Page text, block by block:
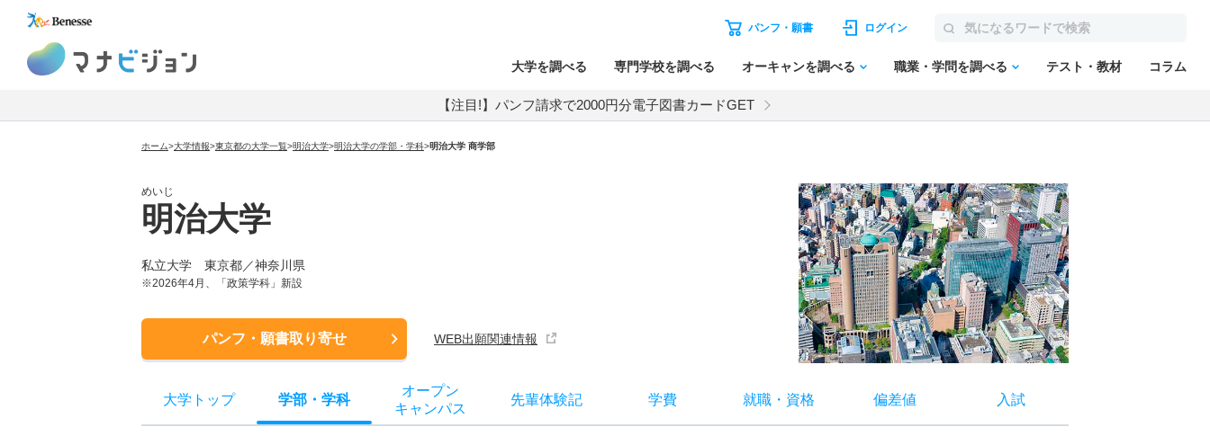
パンフ・願書 ログイン
大学を調べる 専門学校を調べる オーキャンを調べる 職業・学問を調べる テスト・教材 コラム
【注目!】パンフ請求で2000円分電子図書カードGET
ホーム>大学情報>東京都の大学一覧>明治大学>明治大学の学部・学科>明治大学 商学部
めいじ
明治大学
私立大学 東京都／神奈川県
※2026年4月、「政策学科」新設
パンフ・願書取り寄せ WEB出願関連情報
大学トップ 学部 ・ 学科
オープン
キャンパス
先輩体験記 学費 就職・ 資格 偏差値 入試